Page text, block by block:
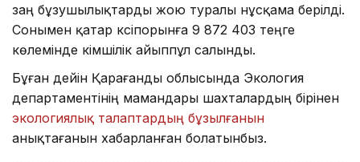
заң бұзушылықтарды жою туралы нұсқама берілді.
Сонымен қатар кәсіпорынға 9 872 403 теңге
көлемінде әкімшілік айыппұл салынды.
Бұған дейін Қарағанды облысында Экология
департаментінің мамандары шахталардың бірінен
экологиялық талаптардың бұзылғанын
анықтағанын хабарланған болатынбыз.